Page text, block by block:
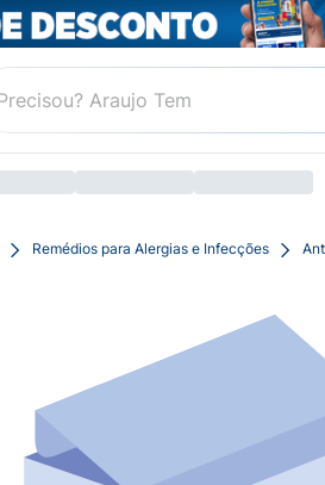
Remédios para Alergias e Infecções